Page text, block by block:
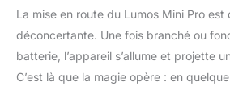
ATOMIC -
sur la
La mise en route du Lumos Mini Pro est
déconcertante. Une fois branché ou
batterie, l’appareil s’allume et projette
C’est là que la magie opère : en